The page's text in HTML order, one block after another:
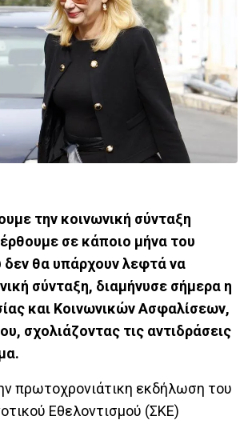
την κοινωνική σύνταξη
έρθουμε σε κάποιο μήνα του
δεν θα υπάρχουν λεφτά να
σύνταξη, διαμήνυσε σήμερα η
και Κοινωνικών Ασφαλίσεων,
σχολιάζοντας τις αντιδράσεις
πρωτοχρονιάτικη εκδήλωση του
Εθελοντισμού (ΣΚΕ)